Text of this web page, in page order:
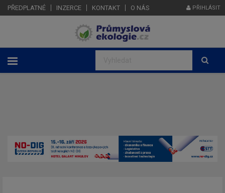
PŘEDPLATNÉ INZERCE KONTAKT O NÁS PŘIHLÁSIT